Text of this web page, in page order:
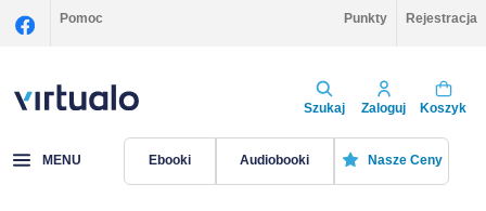
Pomoc Punkty Rejestracja
Szukaj Zaloguj Koszyk
MENU Ebooki Audiobooki Nasze Ceny